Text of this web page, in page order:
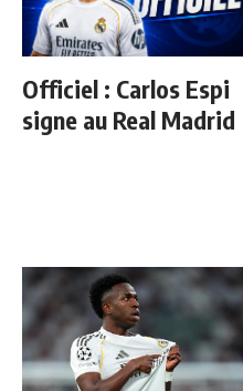
Officiel : Carlos Espi
signe au Real Madrid